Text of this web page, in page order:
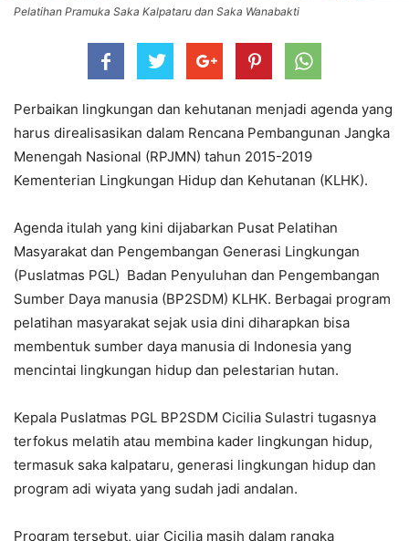
Pelatihan Pramuka Saka Kalpataru dan Saka Wanabakti
Perbaikan lingkungan dan kehutanan menjadi agenda yang
harus direalisasikan dalam Rencana Pembangunan Jangka
Menengah Nasional (RPJMN) tahun 2015-2019
Kementerian Lingkungan Hidup dan Kehutanan (KLHK).
Agenda itulah yang kini dijabarkan Pusat Pelatihan
Masyarakat dan Pengembangan Generasi Lingkungan
(Puslatmas PGL) Badan Penyuluhan dan Pengembangan
Sumber Daya manusia (BP2SDM) KLHK. Berbagai program
pelatihan masyarakat sejak usia dini diharapkan bisa
membentuk sumber daya manusia di Indonesia yang
mencintai lingkungan hidup dan pelestarian hutan.
Kepala Puslatmas PGL BP2SDM Cicilia Sulastri tugasnya
terfokus melatih atau membina kader lingkungan hidup,
termasuk saka kalpataru, generasi lingkungan hidup dan
program adi wiyata yang sudah jadi andalan.
Program tersebut, ujar Cicilia masih dalam rangka